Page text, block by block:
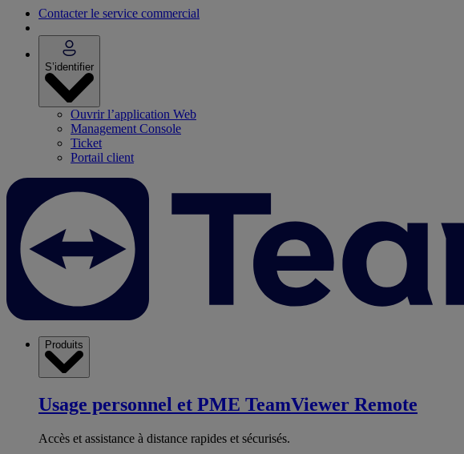
Contacter le service commercial
S’identifier
Ouvrir l’application Web
Management Console
Ticket
Portail client
Produits
Usage personnel et PME TeamViewer Remote
Accès et assistance à distance rapides et sécurisés.